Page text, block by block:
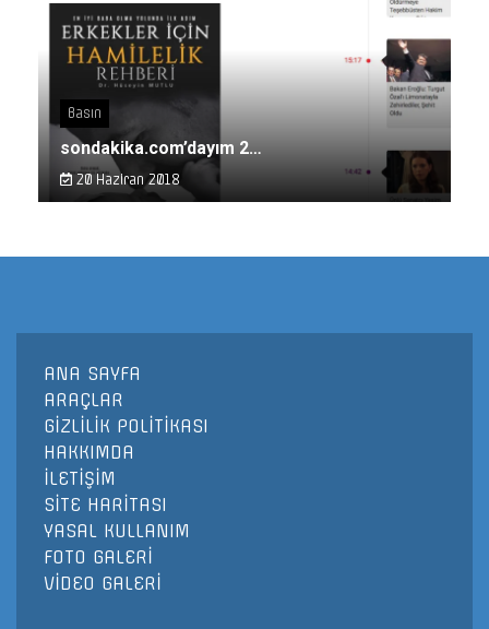
Basın
sondakika.com’dayım 2…
20 Haziran 2018
ANA SAYFA
ARAÇLAR
GİZLİLİK POLİTİKASI
HAKKIMDA
İLETİŞİM
SİTE HARİTASI
YASAL KULLANIM
FOTO GALERİ
VİDEO GALERİ